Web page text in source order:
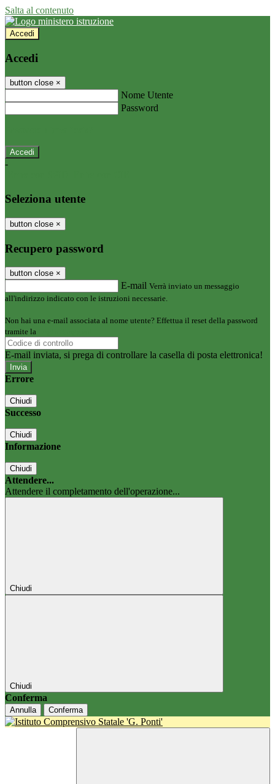
Salta al contenuto
Accedi
Accedi
button close ×
Nome Utente
Password
-
Seleziona utente
button close ×
Recupero password
button close ×
E-mail Verrà inviato un messaggio
all'indirizzo indicato con le istruzioni necessarie.
Non hai una e-mail associata al nome utente? Effettua il reset della password
tramite la
E-mail inviata, si prega di controllare la casella di posta elettronica!
Errore
Chiudi
Successo
Chiudi
Informazione
Chiudi
Attendere...
Attendere il completamento dell'operazione...
Chiudi
Chiudi
Conferma
Annulla Conferma